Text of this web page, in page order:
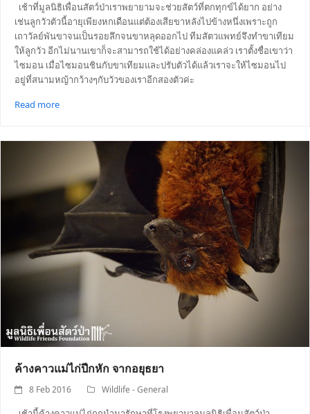
เช้าที่มูลนิธิเพื่อนสัตว์ป่าเราพยายามจะช่วยสัตว์ที่ตกทุกข์ได้ยาก อย่าง
เช่นลูกวัวตัวนี้อายุเพียงหกเดือนแต่ต้องเสียขาหลังไปข้างหนึ่งเพราะถูก
เถาวัลย์พันขาจนเป็นรอยลึกจนขาหลุดออกไป ทีมสัตวแพทย์จึงทำขาเทียม
ให้ลูกวัว อีกไม่นานเขาก็จะสามารถใช้ได้อย่างคล่องแคล่ว เราตั้งชื่อเขาว่า
ไซมอน เมื่อไซมอนชินกับขาเทียมและปรับตัวได้แล้วเราจะให้ไซมอนไป
อยู่ที่สนามหญ้ากว้างๆกับวัวของเราอีกสองตัวค่ะ
Read more
ค้างคาวแม่ไก่ปีกหัก จากอยุธยา
8 Feb 2016 Wildlife - General